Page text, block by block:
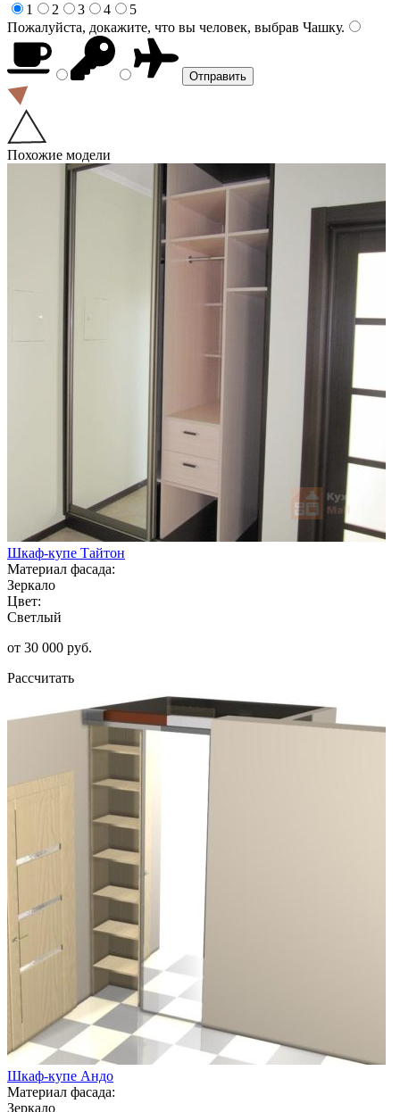
1
2 3 4
5
Пожалуйста, докажите, что вы человек, выбрав Чашку.
Похожие модели
Шкаф-купе Тайтон
Материал фасада:
Зеркало
Цвет:
Светлый
от 30 000 руб.
Рассчитать
Шкаф-купе Андо
Материал фасада:
Зеркало